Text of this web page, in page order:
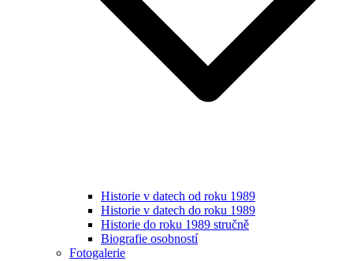
Historie v datech od roku 1989
Historie v datech do roku 1989
Historie do roku 1989 stručně
Biografie osobností
Fotogalerie